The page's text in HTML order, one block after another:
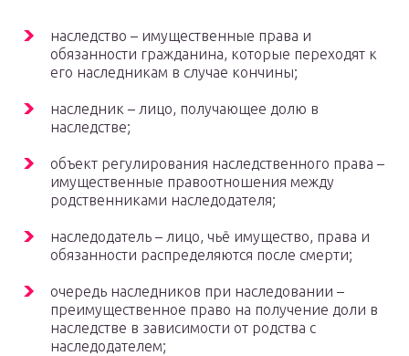
наследство – имущественные права и
обязанности гражданина, которые переходят к
его наследникам в случае кончины;
наследник – лицо, получающее долю в
наследстве;
объект регулирования наследственного права –
имущественные правоотношения между
родственниками наследодателя;
наследодатель – лицо, чьё имущество, права и
обязанности распределяются после смерти;
очередь наследников при наследовании –
преимущественное право на получение доли в
наследстве в зависимости от родства с
наследодателем;